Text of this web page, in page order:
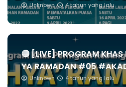
Unknown 4 tahun yang lalu
🔴 [LIVE] PROGRAM
YA RAMADAN #05
Unknown 4 tahun yang lalu